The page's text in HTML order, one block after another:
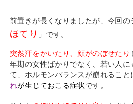
前置きが長くなりましたが、今回の
ほてり 」です。
突然汗をかいたり、顔がのぼせたり
年期の女性ばかりでなく、若い人に
て、ホルモンバランスが崩れること
れが生じておこる症状です。